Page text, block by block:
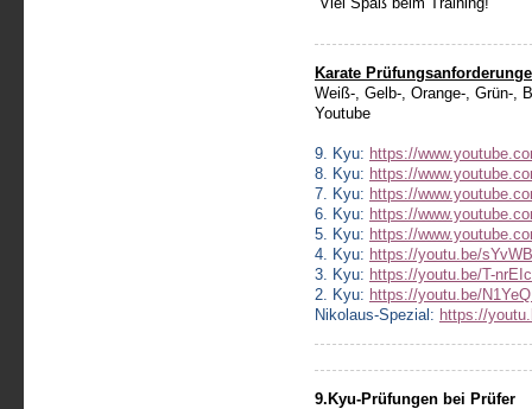
Karate
Weiß-, Gelb-, Orange-, Grün-,
Youtube
9. Kyu: https://
8. Kyu: https://
7. Kyu: https://
6. Kyu: https://
5. Kyu: https://
4. Kyu: https://youtu.be/
3. Kyu: https://youtu.be/T-
2. Kyu: https://youtu.be/
Nikolaus-Spezial: https://
9.Kyu-Prüfungen bei Prüfer